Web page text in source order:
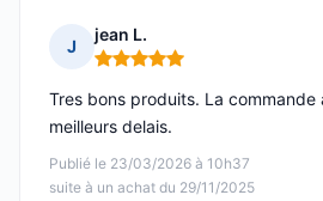
J
jean L.
Note : 5 sur 5
Publié le 23/03/2026 à 10h37
suite à un achat du 29/11/2025
Tres bons produits. La
meilleurs delais.